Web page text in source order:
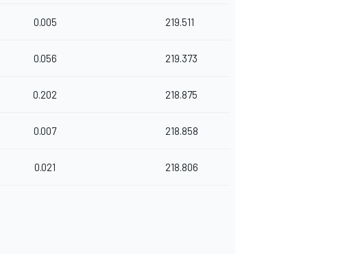
0.005 219.511
0.056 219.373
0.202 218.875
0.007 218.858
0.021 218.806